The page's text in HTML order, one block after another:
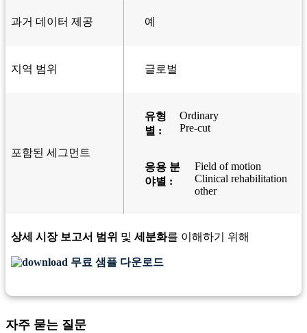
과거 데이터 제공 예
지역 범위 글로벌
포함된 세그먼트
유형
별 :
Ordinary
Pre-cut
응용 분
야별 :
Field of motion
Clinical rehabilitation
other
상세 시장 보고서 범위 및 세분화를 이해하기 위해
무료 샘플 다운로드
자주 묻는 질문